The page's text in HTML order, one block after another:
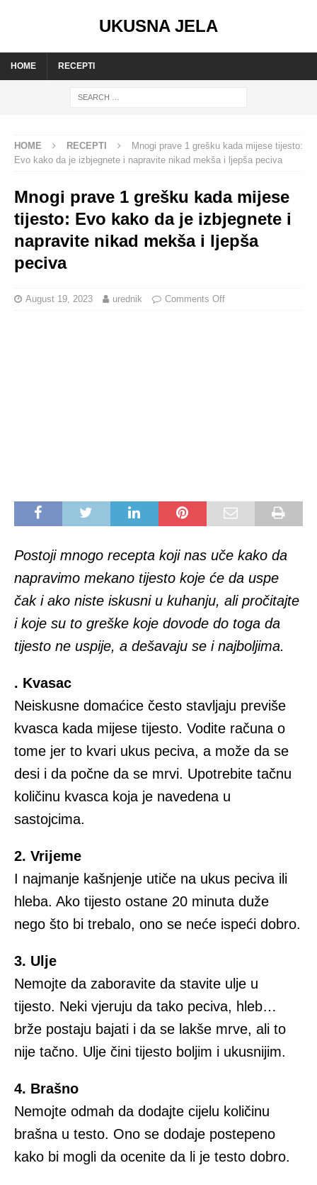
UKUSNA JELA
HOME RECEPTI
HOME RECEPTI
Mnogi prave 1 grešku kada mijese tijesto:
Evo kako da je izbjegnete i napravite nikad mekša i ljepša peciva
Mnogi prave 1 grešku kada mijese
tijesto: Evo kako da je izbjegnete i
napravite nikad mekša i ljepša
peciva
August 19, 2023 urednik Comments Off
Postoji mnogo recepta koji nas uče kako da
napravimo mekano tijesto koje će da uspe
čak i ako niste iskusni u kuhanju, ali pročitajte
i koje su to greške koje dovode do toga da
tijesto ne uspije, a dešavaju se i najboljima.
. Kvasac
Neiskusne domaćice često stavljaju previše
kvasca kada mijese tijesto. Vodite računa o
tome jer to kvari ukus peciva, a može da se
desi i da počne da se mrvi. Upotrebite tačnu
količinu kvasca koja je navedena u
sastojcima.
2. Vrijeme
I najmanje kašnjenje utiče na ukus peciva ili
hleba. Ako tijesto ostane 20 minuta duže
nego što bi trebalo, ono se neće ispeći dobro.
3. Ulje
Nemojte da zaboravite da stavite ulje u
tijesto. Neki vjeruju da tako peciva, hleb…
brže postaju bajati i da se lakše mrve, ali to
nije tačno. Ulje čini tijesto boljim i ukusnijim.
4. Brašno
Nemojte odmah da dodajte cijelu količinu
brašna u testo. Ono se dodaje postepeno
kako bi mogli da ocenite da li je testo dobro.